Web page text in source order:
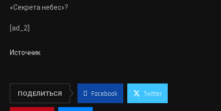
«Секрета небес»?
[ad_2]
Источник
ПОДЕЛИТЬСЯ Facebook Twitter